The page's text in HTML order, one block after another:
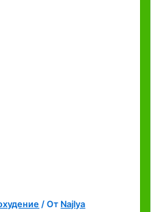
/ От Najlya